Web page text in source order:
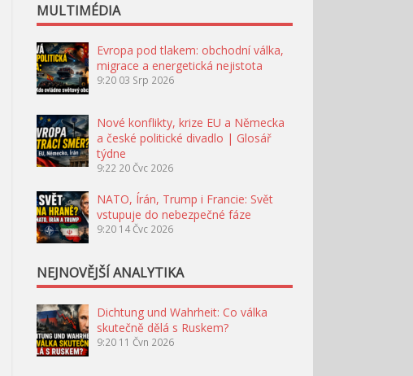
MULTIMÉDIA
Evropa pod tlakem: obchodní válka,
migrace a energetická nejistota
9:20 03 Srp 2026
Nové konflikty, krize EU a Německa
a české politické divadlo | Glosář
týdne
9:22 20 Čvc 2026
NATO, Írán, Trump i Francie: Svět
vstupuje do nebezpečné fáze
9:20 14 Čvc 2026
NEJNOVĚJŠÍ ANALYTIKA
Dichtung und Wahrheit: Co válka
skutečně dělá s Ruskem?
9:20 11 Čvn 2026